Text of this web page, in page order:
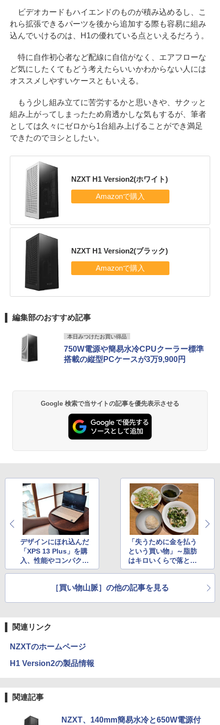
ビデオカードもハイエンドのものが積み込めるし、こ
れら拡張できるパーツを後から追加する際も容易に組み
込んでいけるのは、H1の優れている点といえるだろう。
特に自作初心者など配線に自信がなく、エアフローな
ど気にしたくてもどう考えたらいいかわからない人には
オススメしやすいケースともいえる。
もう少し組み立てに苦労するかと思いきや、サクッと
組み上がってしまったため肩透かしな気もするが、筆者
としては久々にゼロから1台組み上げることができ満足
できたのでヨシとしたい。
NZXT H1 Version2(ホワイト)
NZXT H1 Version2(ブラック)
編集部のおすすめ記事
本日みつけたお買い得品
750W電源や簡易水冷CPUクーラー標準
搭載の縦型PCケースが3万9,900円
Google 検索で当サイトの記事を優先表示させる
デザインにほれ込んだ
「XPS 13 Plus」を購
入、性能やコンパクト
なサイズ感に納得
「失うために金を払う
という買い物」～脂肪
はキロいくらで落とせ
るのか
［買い物山脈］の他の記事を見る
関連リンク
NZXTのホームページ
H1 Version2の製品情報
関連記事
NZXT、140mm簡易水冷と650W電源付